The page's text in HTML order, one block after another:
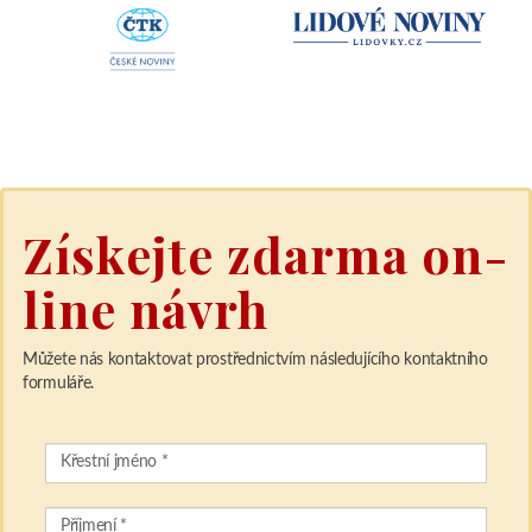
Získejte zdarma on-
line návrh
Můžete nás kontaktovat prostřednictvím následujícího kontaktního
formuláře.